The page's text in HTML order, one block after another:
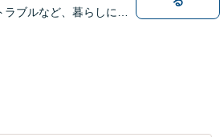
ラブルなど、暮らしに根